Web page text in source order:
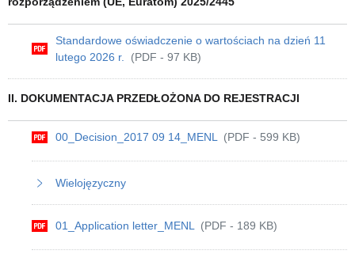
Standardowe oświadczenie o wartościach na dzień 11
lutego 2026 r.
(PDF - 97 KB)
II. DOKUMENTACJA PRZEDŁOŻONA DO REJESTRACJI
00_Decision_2017 09 14_MENL (PDF - 599 KB)
Wielojęzyczny
01_Application letter_MENL (PDF - 189 KB)